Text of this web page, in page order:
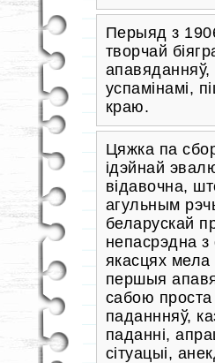
Перыяд з
творчай
апавяданняў,
успамінамі,
краю.
Цяжка па
ідэйнай
відавочна,
агульным
беларускай
непасрэдна
якасцях
першыя
сабою
паданнняў,
паданні,
сітуацыі,